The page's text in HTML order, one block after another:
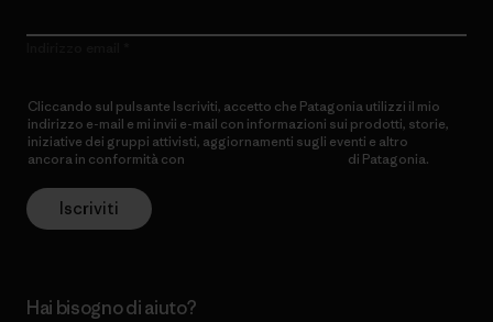
Cliccando sul pulsante Iscriviti, accetto che Patagonia utilizzi il mio
indirizzo e-mail e mi invii e-mail con informazioni sui prodotti, storie,
iniziative dei gruppi attivisti, aggiornamenti sugli eventi e altro
ancora in conformità con
di Patagonia.
Iscriviti
Hai bisogno di aiuto?